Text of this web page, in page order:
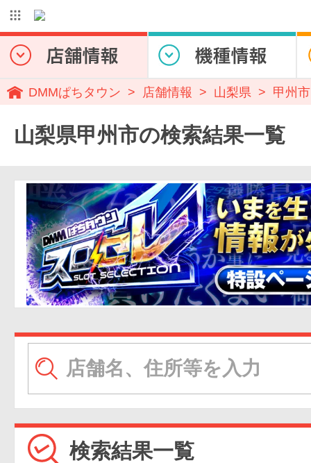
DMMぱちタウン 店舗情報 山梨県 甲州市
山梨県甲州市の検索結果一覧
検索結果一覧